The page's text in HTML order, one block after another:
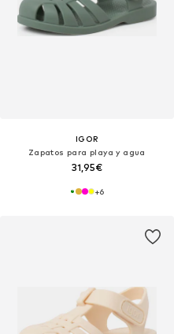
IGOR
Zapatos para playa y agua
31,95€
+6